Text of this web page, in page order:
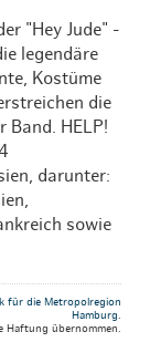
"Hey Jude" -
legendäre
Kostüme
die
Band. HELP!
darunter:
sowie
für die Metropolregion
Hamburg.
Haftung übernommen.